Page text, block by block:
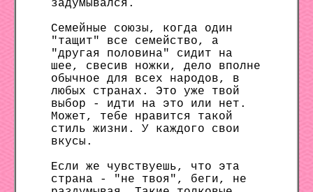
задумывался.
Семейные союзы, когда один
"тащит" все семейство, а
"другая половина" сидит на
шее, свесив ножки, дело вполне
обычное для всех народов, в
любых странах. Это уже твой
выбор - идти на это или нет.
Может, тебе нравится такой
стиль жизни. У каждого свои
вкусы.
Если же чувствуешь, что эта
страна - "не твоя", беги, не